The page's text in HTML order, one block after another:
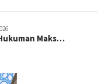
Maks…